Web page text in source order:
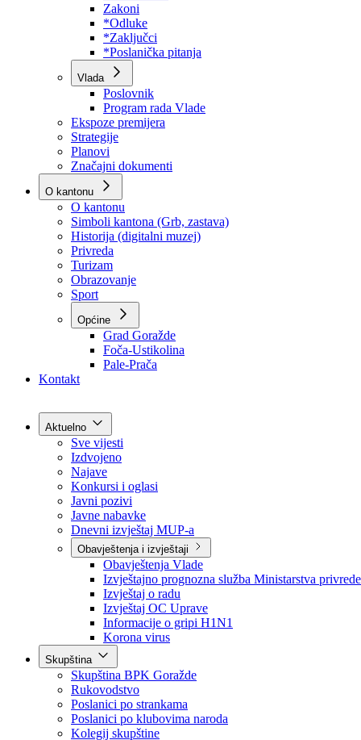
Poslovnik
Program rada Skupštine
Budžet 2026
Zakoni
*Odluke
*Zaključci
*Poslanička pitanja
Vlada
Poslovnik
Program rada Vlade
Ekspoze premijera
Strategije
Planovi
Značajni dokumenti
O kantonu
O kantonu
Simboli kantona (Grb, zastava)
Historija (digitalni muzej)
Privreda
Turizam
Obrazovanje
Sport
Općine
Kontakt
Aktuelno
Sve vijesti
Izdvojeno
Najave
Konkursi i oglasi
Javni pozivi
Javne nabavke
Dnevni izvještaj MUP-a
Obavještenja i izvještaji
Obavještenja Vlade
Izvještajno prognozna služba Ministarstva privrede
Izvještaj o radu
Izvještaj OC Uprave
Informacije o gripi H1N1
Korona virus
Skupština
Skupština BPK Goražde
Rukovodstvo